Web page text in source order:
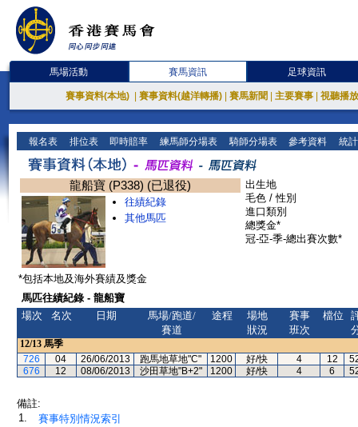
馬場活動 賽馬資訊 足球資訊
賽事資料(本地) 賽事資料(越洋轉播) 賽馬新聞 主要賽事 視聽播
報名表 排位表 即時賠率 練馬師分場表 騎師分場表 參考資料 統
龍船寶 (P338) (已退役)
往績紀錄
其他馬匹
出生地
毛色 / 性別
進口類別
總獎金*
冠-亞-季-總出賽次數*
*包括本地及海外賽績及獎金
馬匹往績紀錄 - 龍船寶
場次
名次 日期
馬場/跑道/
賽道
途程
場地
狀況
賽事
班次
檔位
12/13 馬季
726
04 26/06/2013 跑馬地草地"C" 1200 好/快 4 12
676
12 08/06/2013 沙田草地"B+2" 1200 好/快 4 6
備註:
1.
賽事特別情況索引